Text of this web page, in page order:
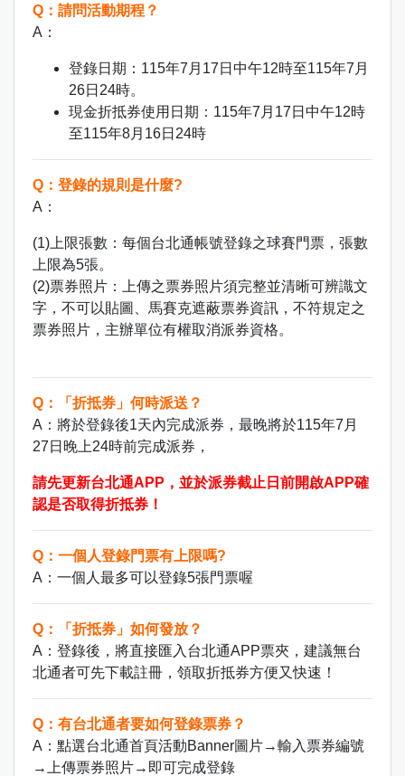
Q：請問活動期程？
A：
登錄日期：115年7月17日中午12時至115年7月
26日24時。
現金折抵券使用日期：115年7月17日中午12時
至115年8月16日24時
Q：登錄的規則是什麼?
A：
(1)上限張數：每個台北通帳號登錄之球賽門票，張數
上限為5張。
(2)票券照片：上傳之票券照片須完整並清晰可辨識文
字，不可以貼圖、馬賽克遮蔽票券資訊，不符規定之
票券照片，主辦單位有權取消派券資格。
Q：「折抵券」何時派送？
A：將於登錄後1天內完成派券，最晚將於115年7月
27日晚上24時前完成派券，
請先更新台北通APP，並於派券截止日前開啟APP確
認是否取得折抵券！
Q：一個人登錄門票有上限嗎?
A：一個人最多可以登錄5張門票喔
Q：「折抵券」如何發放？
A：登錄後，將直接匯入台北通APP票夾，建議無台
北通者可先下載註冊，領取折抵券方便又快速！
Q：有台北通者要如何登錄票券？
A：點選台北通首頁活動Banner圖片→輸入票券編號
→上傳票券照片→即可完成登錄